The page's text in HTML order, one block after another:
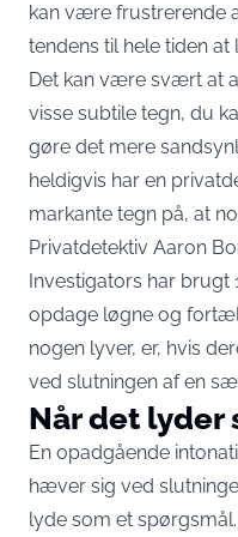
kan være frustrerende
tendens til hele tiden at
Det kan være svært at
visse subtile tegn, du
gøre det mere
heldigvis har en
markante tegn på, at
Privatdetektiv Aaron
Investigators har brugt
opdage løgne og
nogen lyver, er, hvis
ved slutningen af en
Når det lyder
En opadgående
hæver sig ved
lyde som et spørgsmål.